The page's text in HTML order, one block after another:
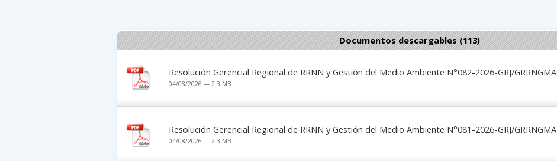
Documentos descargables (113)
Resolución Gerencial Regional de RRNN y Gestión del Medio Ambiente N°082-2026-GRJ/GRRNGMA
04/08/2026 — 2.3 MB
Resolución Gerencial Regional de RRNN y Gestión del Medio Ambiente N°081-2026-GRJ/GRRNGMA
04/08/2026 — 2.3 MB